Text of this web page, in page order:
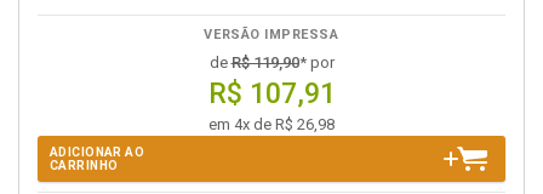
VERSÃO IMPRESSA
deR$ 119,90* por
R$ 107,91
em 4x de R$ 26,98
ADICIONAR AO
CARRINHO